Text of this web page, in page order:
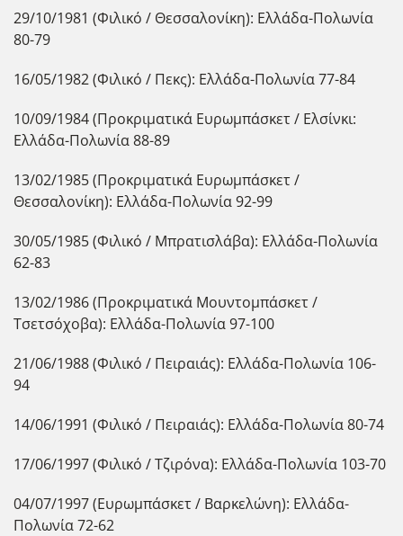
29/10/1981 (Φιλικό / Θεσσαλονίκη): Ελλάδα-Πολωνία
80-79
16/05/1982 (Φιλικό / Πεκς): Ελλάδα-Πολωνία 77-84
10/09/1984 (Προκριματικά Ευρωμπάσκετ / Ελσίνκι:
Ελλάδα-Πολωνία 88-89
13/02/1985 (Προκριματικά Ευρωμπάσκετ /
Θεσσαλονίκη): Ελλάδα-Πολωνία 92-99
30/05/1985 (Φιλικό / Μπρατισλάβα): Ελλάδα-Πολωνία
62-83
13/02/1986 (Προκριματικά Μουντομπάσκετ /
Τσετσόχοβα): Ελλάδα-Πολωνία 97-100
21/06/1988 (Φιλικό / Πειραιάς): Ελλάδα-Πολωνία 106-
94
14/06/1991 (Φιλικό / Πειραιάς): Ελλάδα-Πολωνία 80-74
17/06/1997 (Φιλικό / Τζιρόνα): Ελλάδα-Πολωνία 103-70
04/07/1997 (Ευρωμπάσκετ / Βαρκελώνη): Ελλάδα-
Πολωνία 72-62